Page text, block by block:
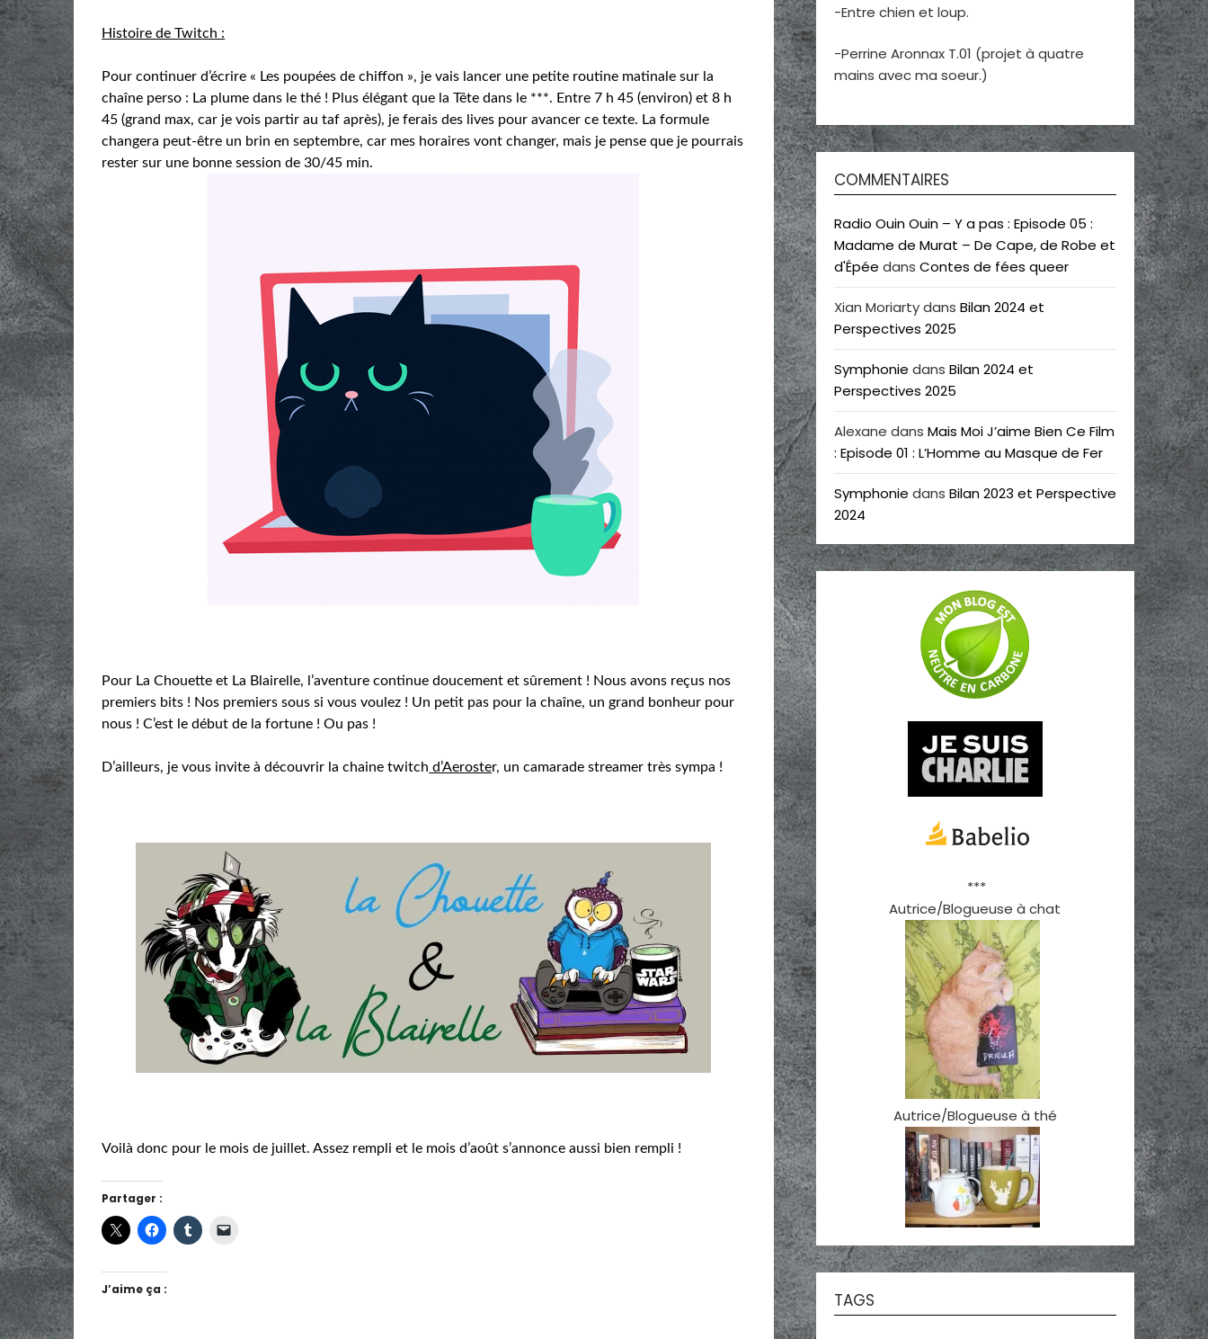
Histoire de Twitch :
Pour continuer d’écrire « Les poupées de chiffon », je vais lancer une petite routine matinale sur la
chaîne perso : La plume dans le thé ! Plus élégant que la Tête dans le ***. Entre 7 h 45 (environ) et 8 h
45 (grand max, car je vois partir au taf après), je ferais des lives pour avancer ce texte. La formule
changera peut-être un brin en septembre, car mes horaires vont changer, mais je pense que je pourrais
rester sur une bonne session de 30/45 min.
Pour La Chouette et La Blairelle, l’aventure continue doucement et sûrement ! Nous avons reçus nos
premiers bits ! Nos premiers sous si vous voulez ! Un petit pas pour la chaîne, un grand bonheur pour
nous ! C’est le début de la fortune ! Ou pas !
D’ailleurs, je vous invite à découvrir la chaine twitch d’Aeroster, un camarade streamer très sympa !
Voilà donc pour le mois de juillet. Assez rempli et le mois d’août s’annonce aussi bien rempli !
Partager :
J’aime ça :
-Entre chien et loup.
-Perrine Aronnax T.01 (projet à quatre
mains avec ma soeur.)
COMMENTAIRES
Radio Ouin Ouin – Y a pas : Episode 05 :
Madame de Murat – De Cape, de Robe et
d'Épée dans Contes de fées queer
Xian Moriartydans Bilan 2024 et
Perspectives 2025
Symphonie dans Bilan 2024 et
Perspectives 2025
Alexane dans Mais Moi J’aime Bien Ce Film
: Episode 01 : L’Homme au Masque de Fer
Symphonie dans Bilan 2023 et Perspective
2024
***
Autrice/Blogueuse à chat
Autrice/Blogueuse à thé
TAGS